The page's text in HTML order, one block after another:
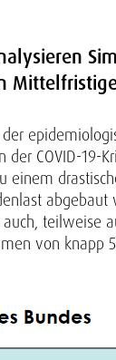
COVID-
teilweise
von knapp